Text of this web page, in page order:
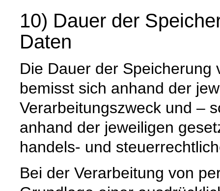
10) Dauer der
Daten
Die Dauer der
bemisst sich anhand der
Verarbeitungszweck und –
anhand der jeweiligen
handels- und
Bei der Verarbeitung von